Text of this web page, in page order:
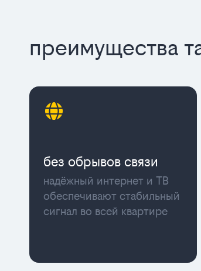
преимущества
без обрывов связи
надёжный интернет и ТВ
обеспечивают стабильный
сигнал во всей квартире